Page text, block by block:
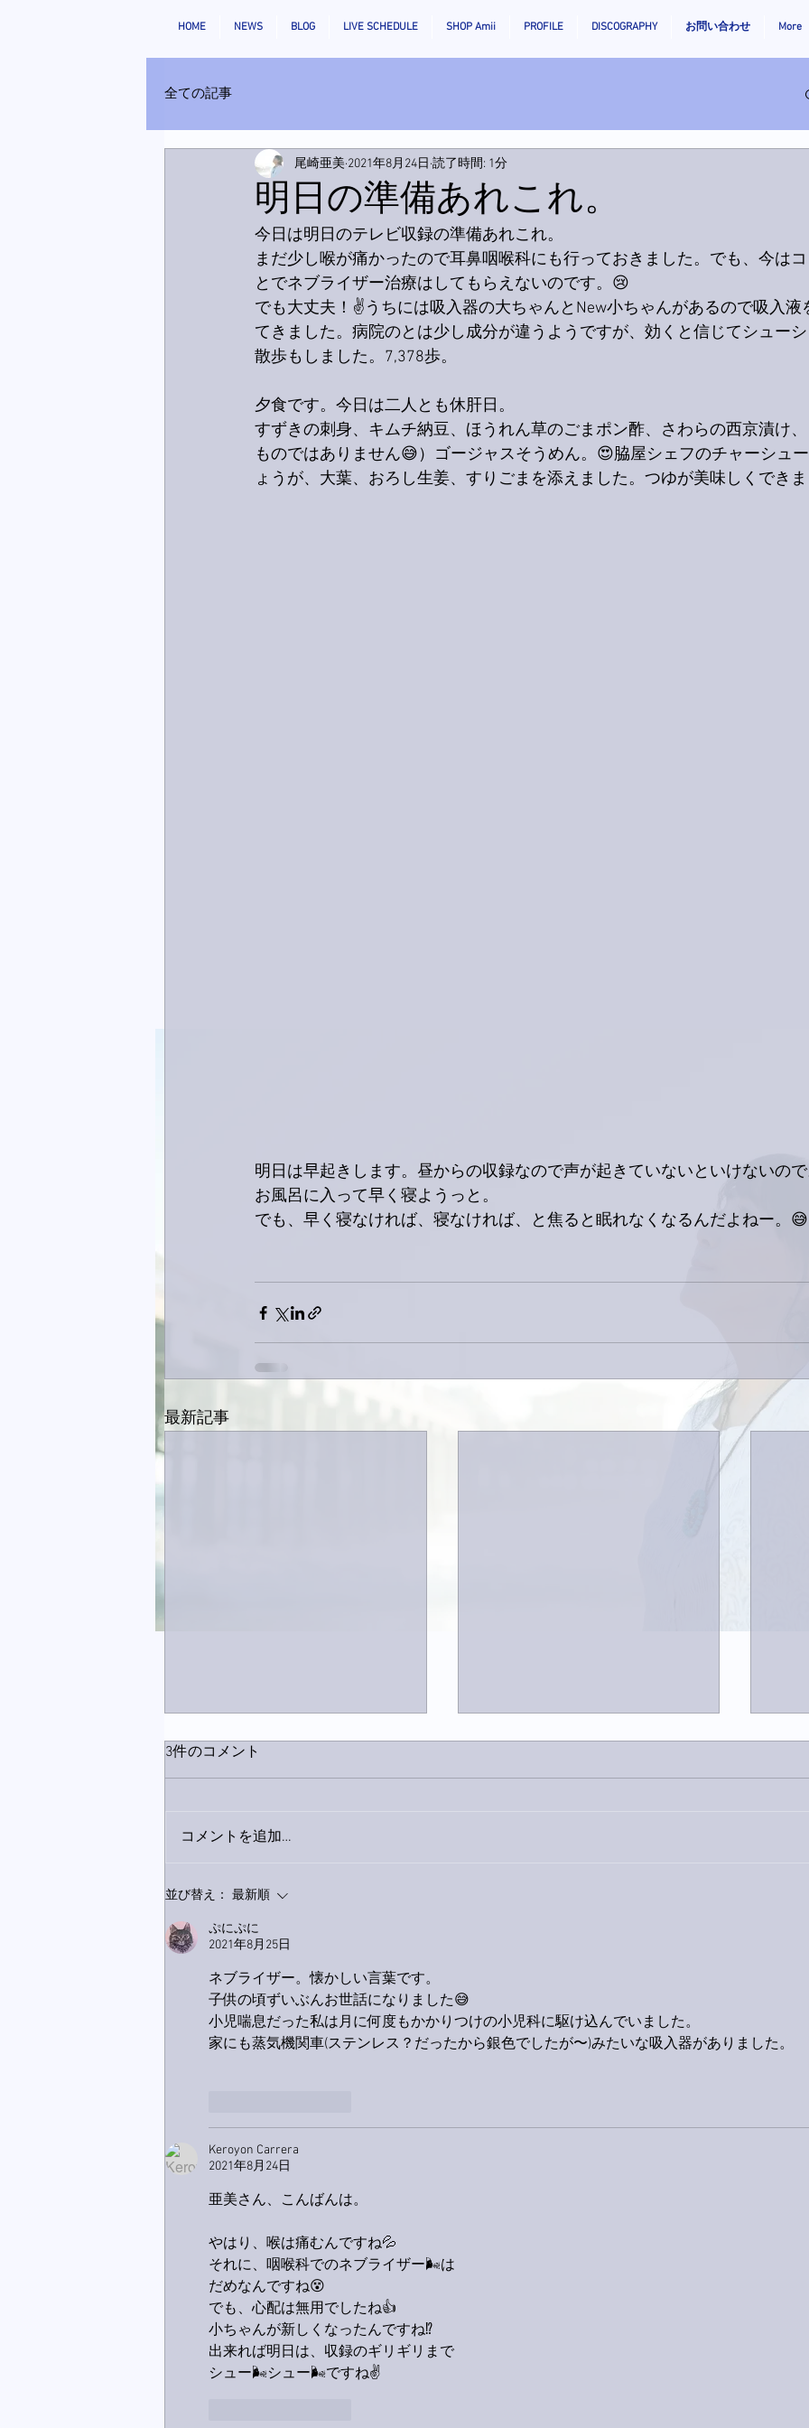
HOME NEWS BLOG LIVE SCHEDULE SHOP Amii PROFILE DISCOGRAPHY お問い合わせ More
全ての記事
明日の準備あれこれ。
尾崎亜美 2021年8月24日 読了時間: 1分
今日は明日のテレビ収録の準備あれこれ。
まだ少し喉が痛かったので耳鼻咽喉科にも行っておきました。でも、今は
とでネブライザー治療はしてもらえないのです。😢
でも大丈夫！✌️うちには吸入器の大ちゃんとNew小ちゃんがあるので吸入液
てきました。病院のとは少し成分が違うようですが、効くと信じてシュー
散歩もしました。7,378歩。
夕食です。今日は二人とも休肝日。
すずきの刺身、キムチ納豆、ほうれん草のごまポン酢、さわらの西京漬け
ものではありません😅）ゴージャスそうめん。😍脇屋シェフのチャーシュ
ょうが、大葉、おろし生姜、すりごまを添えました。つゆが美味しくでき
明日は早起きします。昼からの収録なので声が起きていないといけないの
お風呂に入って早く寝ようっと。
でも、早く寝なければ、寝なければ、と焦ると眠れなくなるんだよねー。😅
最新記事
3件のコメント
コメントを追加…
並び替え： 最新順
ぷにぷに
2021年8月25日
ネブライザー。懐かしい言葉です。
子供の頃ずいぶんお世話になりました😅
小児喘息だった私は月に何度もかかりつけの小児科に駆け込んでいました。
家にも蒸気機関車(ステンレス？だったから銀色でしたが〜)みたいな吸入器がありました。
Keroyon Carrera
2021年8月24日
亜美さん、こんばんは。
やはり、喉は痛むんですね💦
それに、咽喉科でのネブライザー🌬は
だめなんですね😵
でも、心配は無用でしたね👍
小ちゃんが新しくなったんですね⁉️
出来れば明日は、収録のギリギリまで
シュー🌬シュー🌬ですね✌️